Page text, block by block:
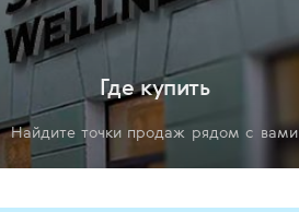
Где купить
Найдите точки продаж рядом с вами